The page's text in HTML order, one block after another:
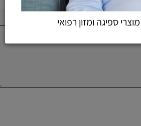
ספיגה ומזון רפואי